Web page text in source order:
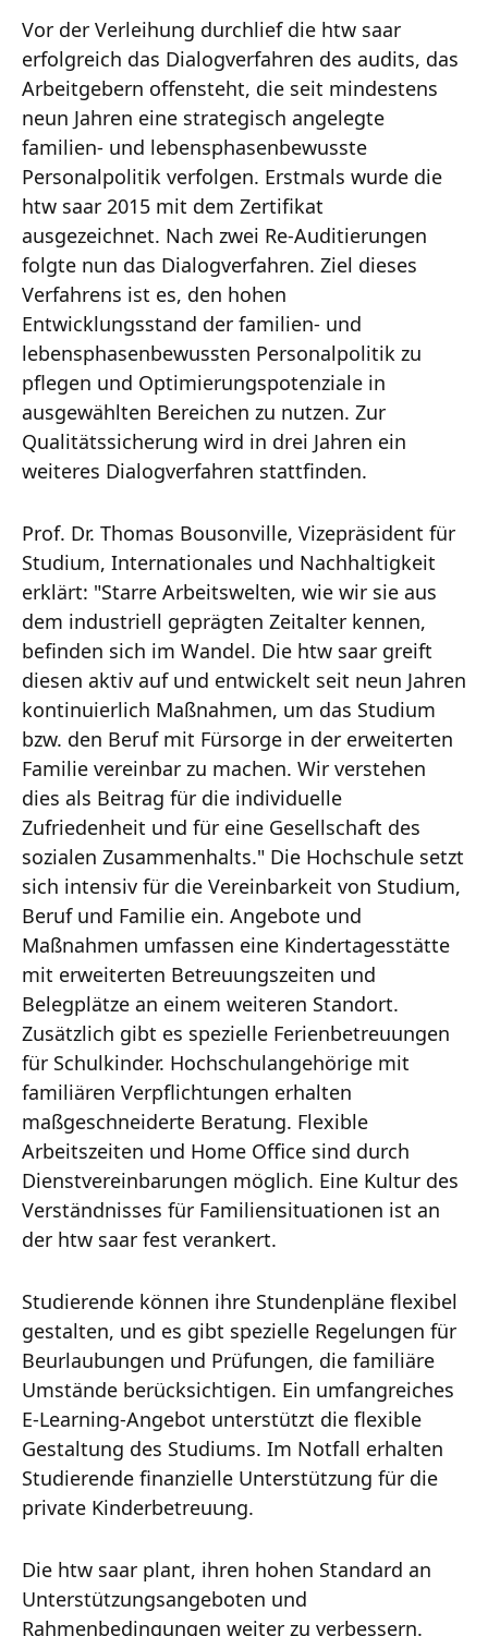
Vor der Verleihung durchlief die htw saar
erfolgreich das Dialogverfahren des audits, das
Arbeitgebern offensteht, die seit mindestens
neun Jahren eine strategisch angelegte
familien- und lebensphasenbewusste
Personalpolitik verfolgen. Erstmals wurde die
htw saar 2015 mit dem Zertifikat
ausgezeichnet. Nach zwei Re-Auditierungen
folgte nun das Dialogverfahren. Ziel dieses
Verfahrens ist es, den hohen
Entwicklungsstand der familien- und
lebensphasenbewussten Personalpolitik zu
pflegen und Optimierungspotenziale in
ausgewählten Bereichen zu nutzen. Zur
Qualitätssicherung wird in drei Jahren ein
weiteres Dialogverfahren stattfinden.
Prof. Dr. Thomas Bousonville, Vizepräsident für
Studium, Internationales und Nachhaltigkeit
erklärt: "Starre Arbeitswelten, wie wir sie aus
dem industriell geprägten Zeitalter kennen,
befinden sich im Wandel. Die htw saar greift
diesen aktiv auf und entwickelt seit neun Jahren
kontinuierlich Maßnahmen, um das Studium
bzw. den Beruf mit Fürsorge in der erweiterten
Familie vereinbar zu machen. Wir verstehen
dies als Beitrag für die individuelle
Zufriedenheit und für eine Gesellschaft des
sozialen Zusammenhalts." Die Hochschule setzt
sich intensiv für die Vereinbarkeit von Studium,
Beruf und Familie ein. Angebote und
Maßnahmen umfassen eine Kindertagesstätte
mit erweiterten Betreuungszeiten und
Belegplätze an einem weiteren Standort.
Zusätzlich gibt es spezielle Ferienbetreuungen
für Schulkinder. Hochschulangehörige mit
familiären Verpflichtungen erhalten
maßgeschneiderte Beratung. Flexible
Arbeitszeiten und Home Office sind durch
Dienstvereinbarungen möglich. Eine Kultur des
Verständnisses für Familiensituationen ist an
der htw saar fest verankert.
Studierende können ihre Stundenpläne flexibel
gestalten, und es gibt spezielle Regelungen für
Beurlaubungen und Prüfungen, die familiäre
Umstände berücksichtigen. Ein umfangreiches
E-Learning-Angebot unterstützt die flexible
Gestaltung des Studiums. Im Notfall erhalten
Studierende finanzielle Unterstützung für die
private Kinderbetreuung.
Die htw saar plant, ihren hohen Standard an
Unterstützungsangeboten und
Rahmenbedingungen weiter zu verbessern.